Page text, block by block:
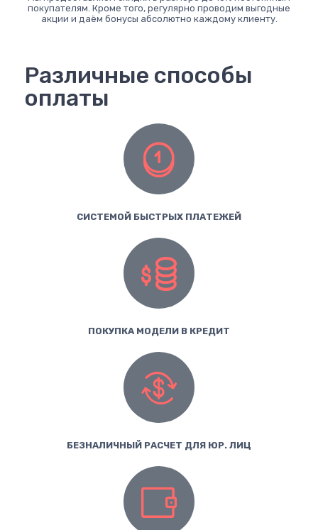
покупателям. Кроме того, регулярно проводим выгодные
акции и даём бонусы абсолютно каждому клиенту.
Различные способы
оплаты
СИСТЕМОЙ БЫСТРЫХ ПЛАТЕЖЕЙ
ПОКУПКА МОДЕЛИ В КРЕДИТ
БЕЗНАЛИЧНЫЙ РАСЧЕТ ДЛЯ ЮР. ЛИЦ